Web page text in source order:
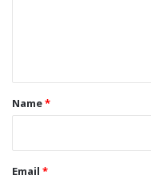
*Name*
Email *